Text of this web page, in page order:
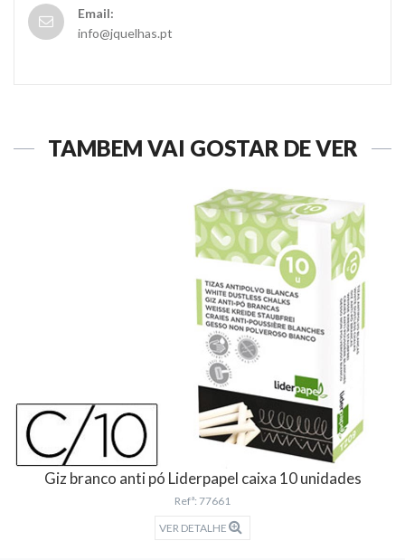
Email:
info@jquelhas.pt
TAMBÉM VAI GOSTAR DE VER
Giz branco anti pó Liderpapel caixa 10 unidades
Refª: 77661
VER DETALHE